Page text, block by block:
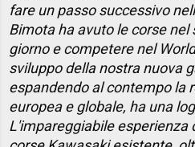
fare un passo successivo
Bimota ha avuto le corse nel
giorno e competere nel
sviluppo della nostra nuova
espandendo al contempo la
europea e globale, ha una
L'impareggiabile esperienza